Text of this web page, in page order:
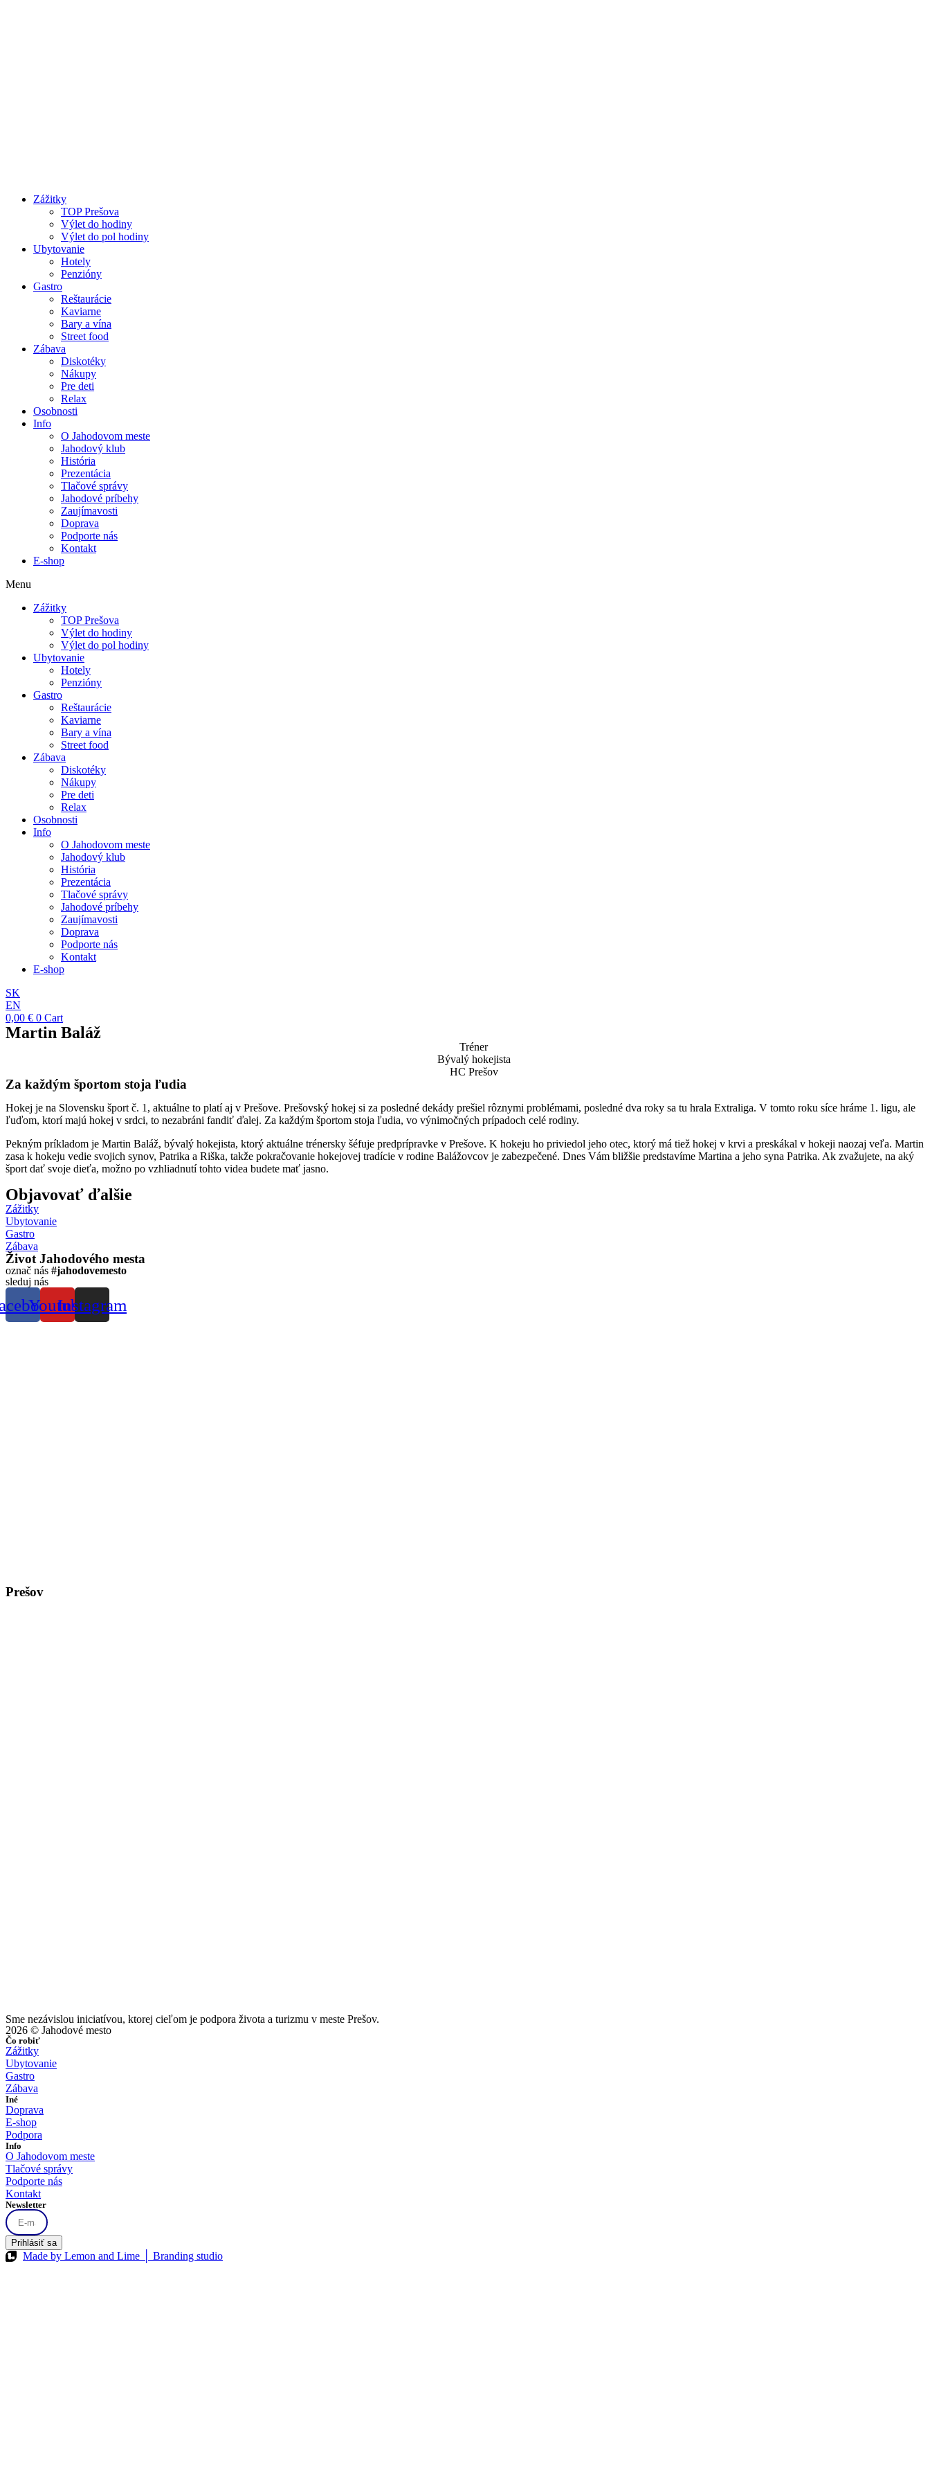
Zážitky
TOP Prešova
Výlet do hodiny
Výlet do pol hodiny
Ubytovanie
Hotely
Penzióny
Gastro
Reštaurácie
Kaviarne
Bary a vína
Street food
Zábava
Diskotéky
Nákupy
Pre deti
Relax
Osobnosti
Info
O Jahodovom meste
Jahodový klub
História
Prezentácia
Tlačové správy
Jahodové príbehy
Zaujímavosti
Doprava
Podporte nás
Kontakt
E-shop
Menu
Zážitky
TOP Prešova
Výlet do hodiny
Výlet do pol hodiny
Ubytovanie
Hotely
Penzióny
Gastro
Reštaurácie
Kaviarne
Bary a vína
Street food
Zábava
Diskotéky
Nákupy
Pre deti
Relax
Osobnosti
Info
O Jahodovom meste
Jahodový klub
História
Prezentácia
Tlačové správy
Jahodové príbehy
Zaujímavosti
Doprava
Podporte nás
Kontakt
E-shop
SK
EN
0,00 € 0 Cart
Martin Baláž
Tréner
Bývalý hokejista
HC Prešov
Za každým športom stoja ľudia
Hokej je na Slovensku šport č. 1, aktuálne to platí aj v Prešove. Prešovský hokej si za posledné dekády prešiel rôznymi problémami, posledné dva roky sa tu hrala Extraliga. V tomto roku síce hráme 1. ligu, ale
ľuďom, ktorí majú hokej v srdci, to nezabráni fandiť ďalej. Za každým športom stoja ľudia, vo výnimočných prípadoch celé rodiny.
Pekným príkladom je Martin Baláž, bývalý hokejista, ktorý aktuálne trénersky šéfuje predprípravke v Prešove. K hokeju ho priviedol jeho otec, ktorý má tiež hokej v krvi a preskákal v hokeji naozaj veľa. Martin
zasa k hokeju vedie svojich synov, Patrika a Riška, takže pokračovanie hokejovej tradície v rodine Balážovcov je zabezpečené. Dnes Vám bližšie predstavíme Martina a jeho syna Patrika. Ak zvažujete, na aký
šport dať svoje dieťa, možno po vzhliadnutí tohto videa budete mať jasno.
Objavovať ďalšie
Zážitky
Ubytovanie
Gastro
Zábava
Život Jahodového mesta
označ nás #jahodovemesto
sleduj nás
YoutubeInstagram
Prešov
Sme nezávislou iniciatívou, ktorej cieľom je podpora života a turizmu v meste Prešov.
2026 © Jahodové mesto
Čo robiť
Zážitky
Ubytovanie
Gastro
Zábava
Iné
Doprava
E-shop
Podpora
Info
O Jahodovom meste
Tlačové správy
Podporte nás
Kontakt
Newsletter
Prihlásiť sa
Made by Lemon and Lime │ Branding studio